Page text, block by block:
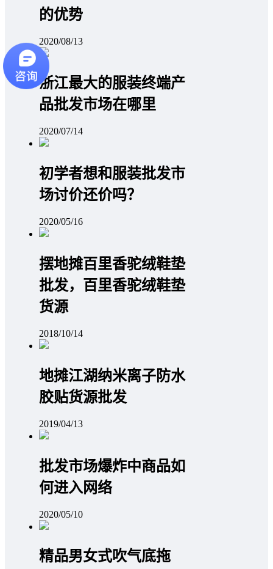
的优势
2020/08/13
浙江最大的服装终端产
品批发市场在哪里
2020/07/14
初学者想和服装批发市
场讨价还价吗？
2020/05/16
摆地摊百里香驼绒鞋垫
批发，百里香驼绒鞋垫
货源
2018/10/14
地摊江湖纳米离子防水
胶贴货源批发
2019/04/13
批发市场爆炸中商品如
何进入网络
2020/05/10
精品男女式吹气底拖